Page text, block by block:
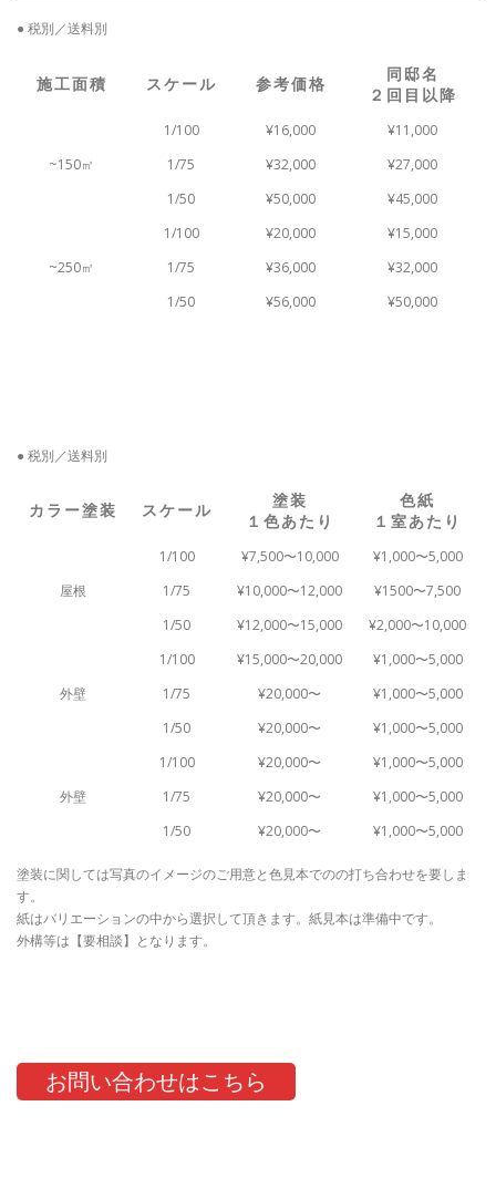
● 税別／送料別
施工面積 スケール 参考価格
同邸名
２回目以降
~150㎡
1/100 ¥16,000
¥11,000
1/75
¥32,000
¥27,000
1/50
¥50,000 ¥45,000
~250㎡
1/100 ¥20,000
¥15,000
1/75
¥36,000
¥32,000
1/50
¥56,000 ¥50,000
● 税別／送料別
カラー塗装 スケール
塗装
１色あたり
色紙
１室あたり
屋根
1/100 ¥7,500〜10,000
¥1,000〜5,000
1/75
¥10,000〜12,000
¥1500〜7,500
1/50
¥12,000〜15,000 ¥2,000〜10,000
外壁
1/100 ¥15,000〜20,000
¥1,000〜5,000
1/75
¥20,000〜
¥1,000〜5,000
1/50
¥20,000〜 ¥1,000〜5,000
外壁
1/100 ¥20,000〜
¥1,000〜5,000
1/75
¥20,000〜
¥1,000〜5,000
1/50
¥20,000〜 ¥1,000〜5,000
塗装に関しては写真のイメージのご用意と色見本でのの打ち合わせを要しま
す。
紙はバリエーションの中から選択して頂きます。紙見本は準備中です。
外構等は【要相談】となります。
お問い合わせはこちら